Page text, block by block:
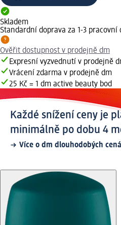
Skladem
Standardní doprava za 1-3 pracovní
Ověřit dostupnost v prodejně dm
Expresní vyzvednutí v prodejně
Vrácení zdarma v prodejně dm
25 Kč = 1 dm active beauty bod
Každé snížení ceny je
minimálně po dobu 4
Více o dm dlouhodobých